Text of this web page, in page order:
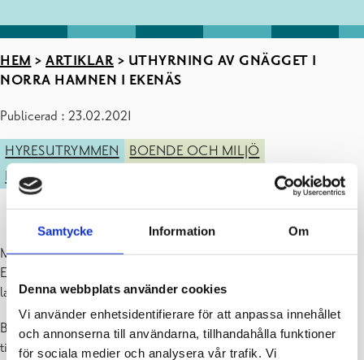
Samtycke Information Om
Denna webbplats använder cookies
Vi använder enhetsidentifierare för att anpassa innehållet
och annonserna till användarna, tillhandahålla funktioner
för sociala medier och analysera vår trafik. Vi
HEM > ARTIKLAR > UTHYRNING AV GNÄGGET I
NORRA HAMNEN I EKENÄS
Publicerad : 23.02.2021
HYRESUTRYMMEN
BOENDE OCH MILJÖ
FÖRETAGANDE
Magasinbyggnaden, eller så kallade Gnägget, i Norra hamnen i
Ekenäs uthyrs från 12.4.2021, efter att beslut om uthyrning vunnit
laga kraft.
Byggnaden är byggd ca 1840, ursprungligen som saltförråd. Under
tiden 1970 – 1991 fungerade byggnaden som diskotek och var ett